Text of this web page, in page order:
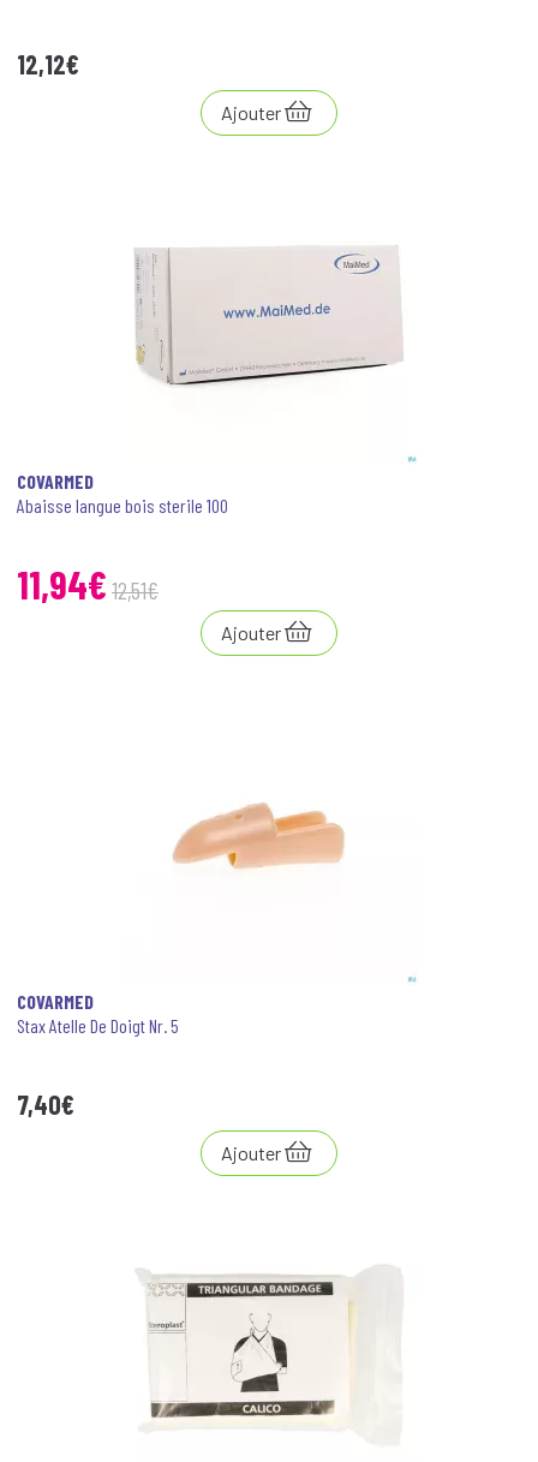
12,12€
Ajouter
COVARMED
Abaisse langue bois sterile 100
11,94€ 12,51€
Ajouter
COVARMED
Stax Atelle De Doigt Nr. 5
7,40€
Ajouter